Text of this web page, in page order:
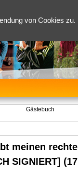
von Cookies
Gästebuch
meinen
SIGNIERT]